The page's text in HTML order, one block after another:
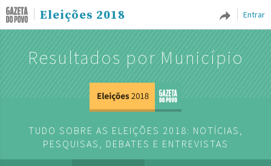
Entrar
Eleições 2018
Resultados por Município
TUDO SOBRE AS ELEIÇÕES 2018: NOTÍCIAS,
PESQUISAS, DEBATES E ENTREVISTAS